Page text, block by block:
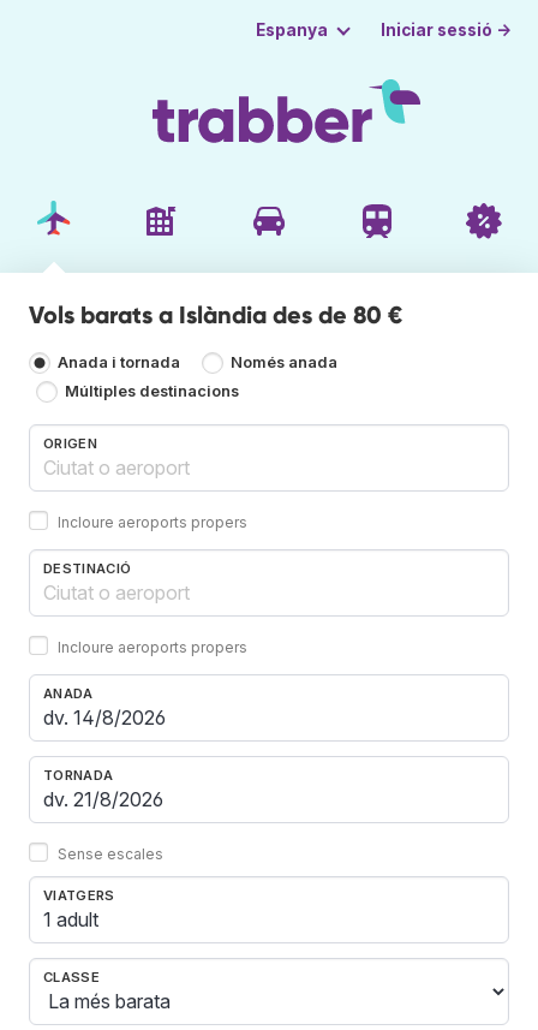
Espanya Iniciar sessió →
Vols barats a Islàndia des de 80 €
Anada i tornada
Només anada
Múltiples destinacions
ORIGEN
Incloure aeroports propers
DESTINACIÓ
Incloure aeroports propers
ANADA
TORNADA
Sense escales
VIATGERS
1 adult
CLASSE